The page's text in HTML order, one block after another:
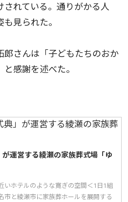
されている。通りがかる人
見られた。
さんは「子どもたちのおか
感謝を述べた。
運営する綾瀬の家族葬式場「ゆ
いホテルのような寛ぎの空間＜1日1組
市と綾瀬市に家族葬ホールを展開する